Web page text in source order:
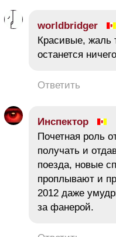
worldbridger
Красивые, жаль
останется
Ответить
Инспектор
Почетная роль
получать и
поезда, новые
проплывают и
2012 даже
за фанерой.